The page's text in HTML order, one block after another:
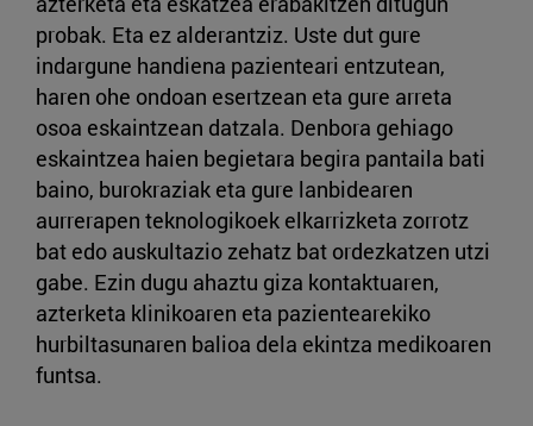
probak. Eta ez alderantziz. Uste dut gure
indargune handiena pazienteari entzutean,
haren ohe ondoan esertzean eta gure arreta
osoa eskaintzean datzala. Denbora gehiago
eskaintzea haien begietara begira pantaila bati
baino, burokraziak eta gure lanbidearen
aurrerapen teknologikoek elkarrizketa zorrotz
bat edo auskultazio zehatz bat ordezkatzen utzi
gabe. Ezin dugu ahaztu giza kontaktuaren,
azterketa klinikoaren eta pazientearekiko
hurbiltasunaren balioa dela ekintza medikoaren
funtsa.